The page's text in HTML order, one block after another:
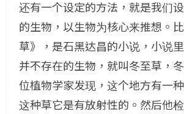
还有一个设定的方法，就是我们
的生物，以生物为核心来推想。
草》，是石黑达昌的小说，小说
并不存在的生物，就叫冬至草，
位植物学家发现，这个地方有一
这种草它是有放射性的。然后他